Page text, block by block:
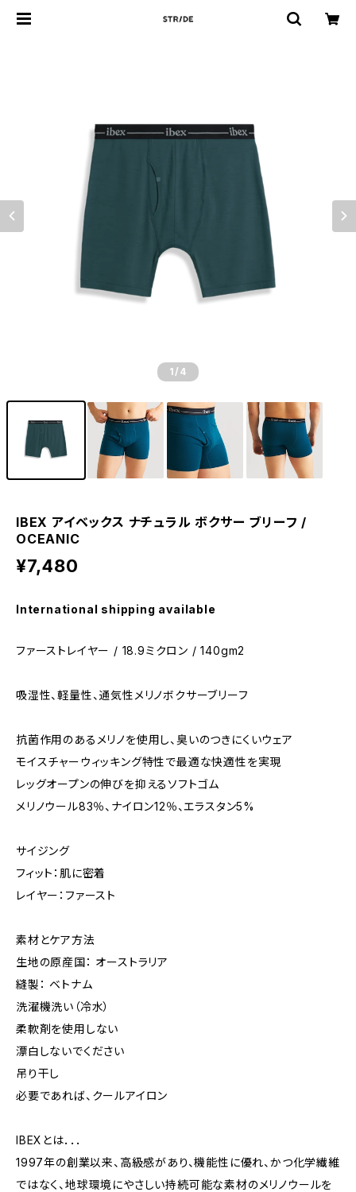
1 /4
IBEX アイベックス ナチュラル ボクサー ブリーフ /
OCEANIC
¥7,480
International shipping available
ファーストレイヤー / 18.9ミクロン / 140gm2
吸湿性、軽量性、通気性メリノボクサーブリーフ
抗菌作用のあるメリノを使用し、臭いのつきにくいウェア
モイスチャーウィッキング特性で最適な快適性を実現
レッグオープンの伸びを抑えるソフトゴム
メリノウール83％、ナイロン12％、エラスタン5%
サイジング
フィット：肌に密着
レイヤー：ファースト
素材とケア方法
生地の原産国： オーストラリア
縫製： ベトナム
洗濯機洗い（冷水）
柔軟剤を使用しない
漂白しないでください
吊り干し
必要であれば、クールアイロン
IBEXとは．．．
1997年の創業以来、高級感があり、機能性に優れ、かつ化学繊維
ではなく、地球環境にやさしい持続可能な素材のメリノウールを